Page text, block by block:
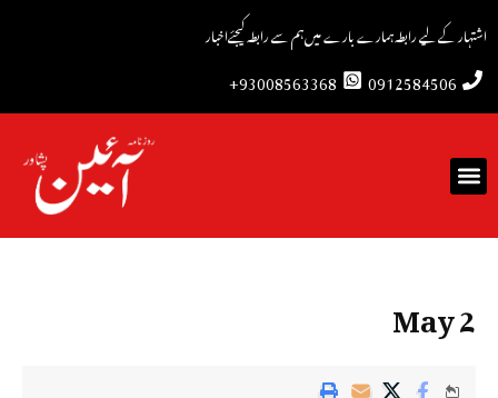
اشتہار کے لیے رابطہہمارے بارے میںہم سے رابطہ کیجئےاخبار
0912584506
93008563368+
2 May